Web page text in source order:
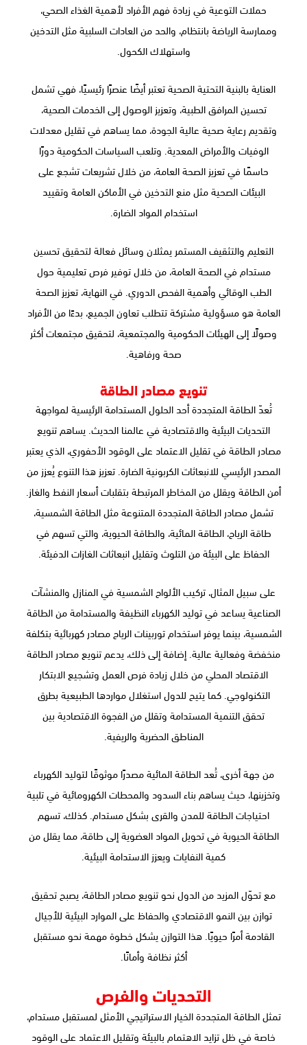
حملات التوعية في زيادة فهم الأفراد لأهمية الغذاء الصحي،
وممارسة الرياضة بانتظام، والحد من العادات السلبية مثل التدخين
واستهلاك الكحول.
العناية بالبنية التحتية الصحية تعتبر أيضًا عنصرًا رئيسيًا، فهي تشمل
تحسين المرافق الطبية، وتعزيز الوصول إلى الخدمات الصحية،
وتقديم رعاية صحية عالية الجودة، مما يساهم في تقليل معدلات
الوفيات والأمراض المعدية. وتلعب السياسات الحكومية دورًا
حاسمًا في تعزيز الصحة العامة، من خلال تشريعات تشجع على
البيئات الصحية مثل منع التدخين في الأماكن العامة وتقييد
استخدام المواد الضارة.
التعليم والتثقيف المستمر يمثلان وسائل فعالة لتحقيق تحسين
مستدام في الصحة العامة، من خلال توفير فرص تعليمية حول
الطب الوقائي وأهمية الفحص الدوري. في النهاية، تعزيز الصحة
العامة هو مسؤولية مشتركة تتطلب تعاون الجميع، بدءًا من الأفراد
وصولًا إلى الهيئات الحكومية والمجتمعية، لتحقيق مجتمعات أكثر
صحة ورفاهية.
تنويع مصادر الطاقة
تُعدّ الطاقة المتجددة أحد الحلول المستدامة الرئيسية لمواجهة
التحديات البيئية والاقتصادية في عالمنا الحديث. يساهم تنويع
مصادر الطاقة في تقليل الاعتماد على الوقود الأحفوري، الذي يعتبر
المصدر الرئيسي للانبعاثات الكربونية الضارة. تعزيز هذا التنوع يُعزز من
أمن الطاقة ويقلل من المخاطر المرتبطة بتقلبات أسعار النفط والغاز.
تشمل مصادر الطاقة المتجددة المتنوعة مثل الطاقة الشمسية،
طاقة الرياح، الطاقة المائية، والطاقة الحيوية، والتي تسهم في
الحفاظ على البيئة من التلوث وتقليل انبعاثات الغازات الدفيئة.
على سبيل المثال، تركيب الألواح الشمسية في المنازل والمنشآت
الصناعية يساعد في توليد الكهرباء النظيفة والمستدامة من الطاقة
الشمسية، بينما يوفر استخدام توربينات الرياح مصادر كهربائية بتكلفة
منخفضة وفعالية عالية. إضافة إلى ذلك، يدعم تنويع مصادر الطاقة
الاقتصاد المحلي من خلال زيادة فرص العمل وتشجيع الابتكار
التكنولوجي. كما يتيح للدول استغلال مواردها الطبيعية بطرق
تحقق التنمية المستدامة وتقلل من الفجوة الاقتصادية بين
المناطق الحضرية والريفية.
من جهة أخرى، تُعد الطاقة المائية مصدرًا موثوقًا لتوليد الكهرباء
وتخزينها، حيث يساهم بناء السدود والمحطات الكهرومائية في تلبية
احتياجات الطاقة للمدن والقرى بشكل مستدام. كذلك، تسهم
الطاقة الحيوية في تحويل المواد العضوية إلى طاقة، مما يقلل من
كمية النفايات ويعزز الاستدامة البيئية.
مع تحوّل المزيد من الدول نحو تنويع مصادر الطاقة، يصبح تحقيق
توازن بين النمو الاقتصادي والحفاظ على الموارد البيئية للأجيال
القادمة أمرًا حيويًا. هذا التوازن يشكل خطوة مهمة نحو مستقبل
أكثر نظافة وأمانًا.
التحديات والفرص
تمثل الطاقة المتجددة الخيار الاستراتيجي الأمثل لمستقبل مستدام،
خاصة في ظل تزايد الاهتمام بالبيئة وتقليل الاعتماد على الوقود